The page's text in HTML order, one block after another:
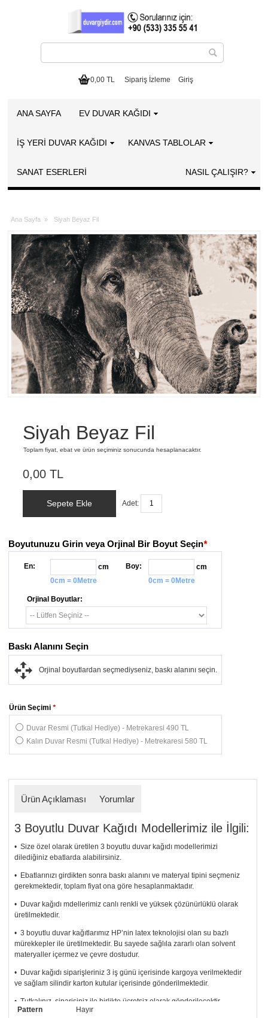
0,00 TL Sipariş İzleme Giriş
ANA SAYFA EV DUVAR KAĞIDI
İŞ YERİ DUVAR KAĞIDI KANVAS TABLOLAR
SANAT ESERLERI NASIL ÇALIŞIR?
Ana Sayfa » Siyah Beyaz Fil
Siyah Beyaz Fil
Toplam fiyat, ebat ve ürün seçiminiz sonucunda hesaplanacaktır.
0,00 TL
Sepete Ekle Adet:
Boyutunuzu Girin veya Orjinal Bir Boyut Seçin*
En:
cm
0cm = 0Metre
Boy:
cm
0cm = 0Metre
Orjinal Boyutlar:
*
Ürün Seçimi
Duvar Resmi (Tutkal Hediye) - Metrekaresi 490 TL
Kalın Duvar Resmi (Tutkal Hediye) - Metrekaresi 580 TL
Baskı Alanını Seçin
Orjinal boyutlardan seçmediyseniz, baskı alanını seçin.
Ürün Açıklaması Yorumlar
3 Boyutlu Duvar Kağıdı Modellerimiz ile İlgili:
• Size özel olarak üretilen 3 boyutlu duvar kağıdı modellerimizi
dilediğiniz ebatlarda alabilirsiniz.
• Ebatlarınızı girdikten sonra baskı alanını ve materyal tipini seçmeniz
gerekmektedir, toplam fiyat ona göre hesaplanmaktadır.
• Duvar kağıdı mdellerimiz canlı renkli ve yüksek çözünürlüklü olarak
üretilmektedir.
• 3 boyutlu duvar kağıtlarımız HP’nin latex teknolojisi olan su bazlı
mürekkepler ile üretilmektedir. Bu sayede sağlıla zararlı olan solvent
materyaller içermez ve çevre dostudur.
• Duvar kağıdı siparişleriniz 3 iş günü içerisinde kargoya verilmektedir
ve sağlam silindir karton kutular içerisinde gönderilmektedir.
• Tutkalınız, siparişiniz ile birlikte ücretsiz olarak gönderilecektir.
Uygulaması standart duvar kağıdı ile aynıdır. Siparişiniz ile birlikte
Pattern
Hayır